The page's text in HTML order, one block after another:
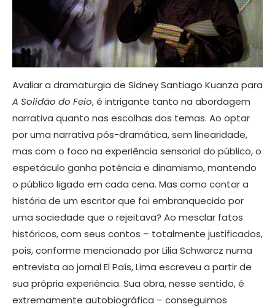
Avaliar a dramaturgia de Sidney Santiago Kuanza para
A Solidão do Feio, é intrigante tanto na abordagem
narrativa quanto nas escolhas dos temas. Ao optar
por uma narrativa pós-dramática, sem linearidade,
mas com o foco na experiência sensorial do público, o
espetáculo ganha potência e dinamismo, mantendo
o público ligado em cada cena. Mas como contar a
história de um escritor que foi embranquecido por
uma sociedade que o rejeitava? Ao mesclar fatos
históricos, com seus contos – totalmente justificados,
pois, conforme mencionado por Lilia Schwarcz numa
entrevista ao jornal El País, Lima escreveu a partir de
sua própria experiência. Sua obra, nesse sentido, é
extremamente autobiográfica – conseguimos